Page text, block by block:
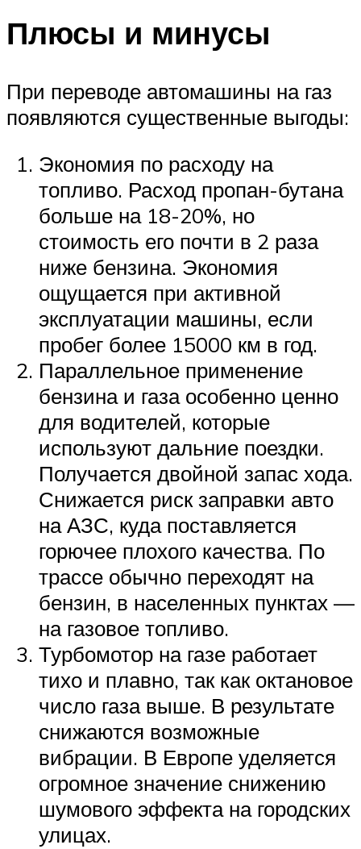
Плюсы и минусы
При переводе автомашины на газ
появляются существенные выгоды:
Экономия по расходу на
топливо. Расход пропан-бутана
больше на 18-20%, но
стоимость его почти в 2 раза
ниже бензина. Экономия
ощущается при активной
эксплуатации машины, если
пробег более 15000 км в год.
Параллельное применение
бензина и газа особенно ценно
для водителей, которые
используют дальние поездки.
Получается двойной запас хода.
Снижается риск заправки авто
на АЗС, куда поставляется
горючее плохого качества. По
трассе обычно переходят на
бензин, в населенных пунктах —
на газовое топливо.
Турбомотор на газе работает
тихо и плавно, так как октановое
число газа выше. В результате
снижаются возможные
вибрации. В Европе уделяется
огромное значение снижению
шумового эффекта на городских
улицах.